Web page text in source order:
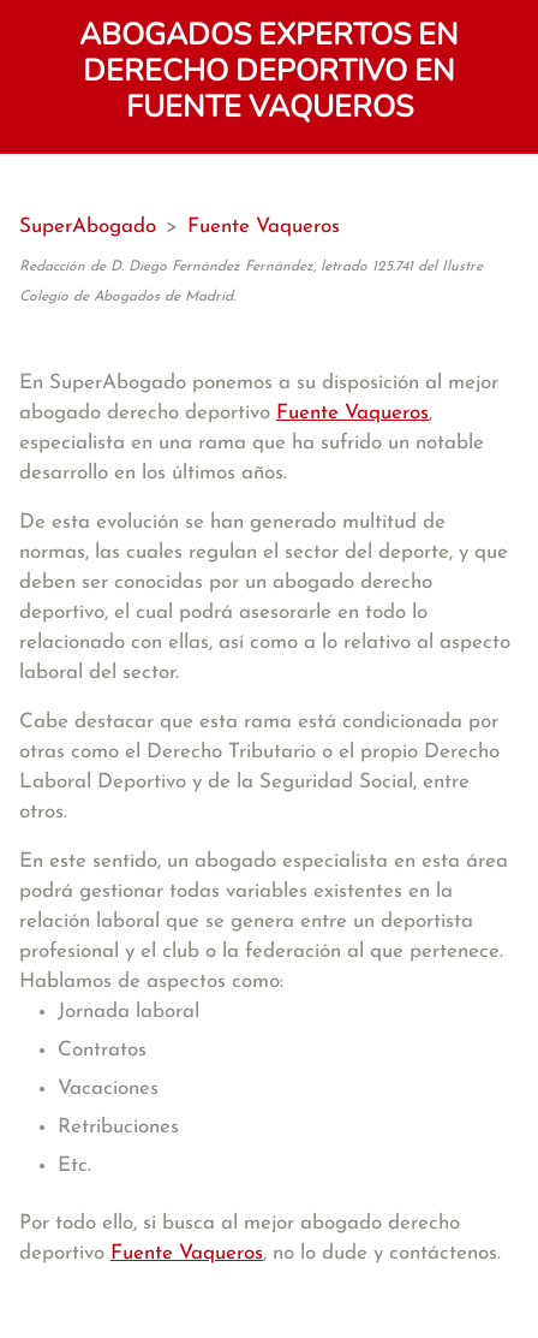
ABOGADOS EXPERTOS EN
DERECHO DEPORTIVO EN
FUENTE VAQUEROS
SuperAbogado > Fuente Vaqueros
Redacción de D. Diego Fernández Fernández, letrado 125.741 del Ilustre
Colegio de Abogados de Madrid.
En SuperAbogado ponemos a su disposición al mejor
abogado derecho deportivo Fuente Vaqueros,
especialista en una rama que ha sufrido un notable
desarrollo en los últimos años.
De esta evolución se han generado multitud de
normas, las cuales regulan el sector del deporte, y que
deben ser conocidas por un abogado derecho
deportivo, el cual podrá asesorarle en todo lo
relacionado con ellas, así como a lo relativo al aspecto
laboral del sector.
Cabe destacar que esta rama está condicionada por
otras como el Derecho Tributario o el propio Derecho
Laboral Deportivo y de la Seguridad Social, entre
otros.
En este sentido, un abogado especialista en esta área
podrá gestionar todas variables existentes en la
relación laboral que se genera entre un deportista
profesional y el club o la federación al que pertenece.
Hablamos de aspectos como:
Jornada laboral
Contratos
Vacaciones
Retribuciones
Etc.
Por todo ello, si busca al mejor abogado derecho
deportivo Fuente Vaqueros, no lo dude y contáctenos.